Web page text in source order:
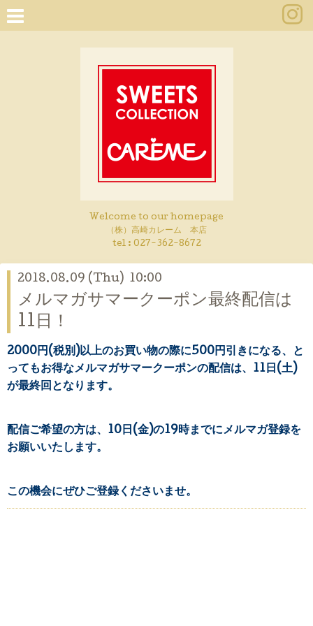
Welcome to our homepage
（株）高崎カレーム 本店
tel : 027-362-8672
2018.08.09 (Thu) 10:00
メルマガサマークーポン最終配信は
11日！
2000円(税別)以上のお買い物の際に500円引きになる、と
ってもお得なメルマガサマークーポンの配信は、11日(土)
が最終回となります。
配信ご希望の方は、10日(金)の19時までにメルマガ登録を
お願いいたします。
この機会にぜひご登録くださいませ。